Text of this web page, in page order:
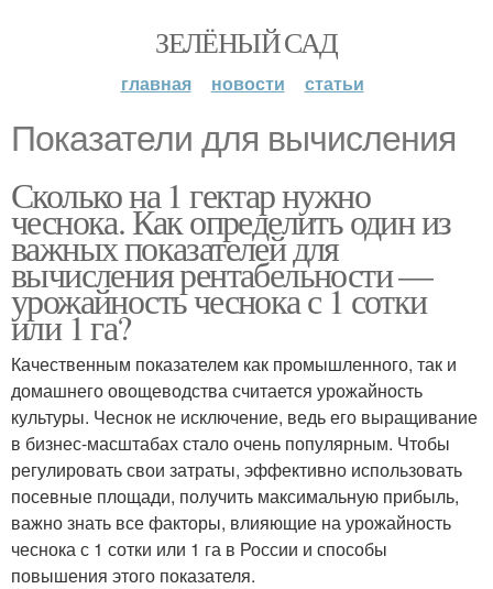
ЗЕЛЁНЫЙ САД
главная новости статьи
Показатели для вычисления
Сколько на 1 гектар нужно
чеснока. Как определить один из
важных показателей для
вычисления рентабельности —
урожайность чеснока с 1 сотки
или 1 га?
Качественным показателем как промышленного, так и
домашнего овощеводства считается урожайность
культуры. Чеснок не исключение, ведь его выращивание
в бизнес-масштабах стало очень популярным. Чтобы
регулировать свои затраты, эффективно использовать
посевные площади, получить максимальную прибыль,
важно знать все факторы, влияющие на урожайность
чеснока с 1 сотки или 1 га в России и способы
повышения этого показателя.